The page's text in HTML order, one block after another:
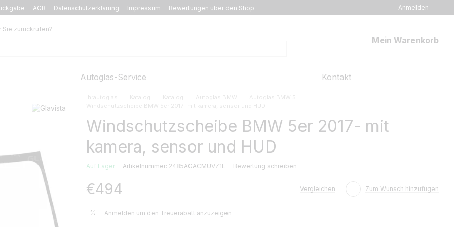
AGB Datenschutzerklärung Impressum Bewertungen über den Shop Anmelden
Sie zurückrufen?
Mein Warenkorb
Autoglas-Service Kontakt
Ihrautoglas Katalog Katalog Autoglas BMW
Autoglas BMW 5
Windschutzscheibe BMW 5er 2017- mit kamera, sensor und HUD
Windschutzscheibe BMW 5er 2017- mit
kamera, sensor und HUD
Auf Lager Artikelnummer: 2485AGACMUVZ1L Bewertung schreiben
€494 Vergleichen Zum Wunsch hinzufügen
% Anmelden um den Treuerabatt anzuzeigen